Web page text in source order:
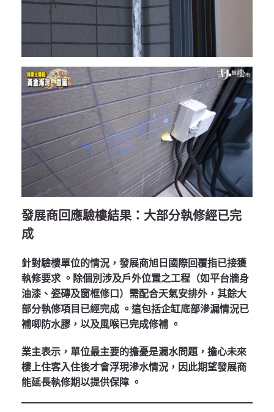
發展商回應驗樓結果：大部分執修經已完
成
針對驗樓單位的情況，發展商旭日國際回覆指已接獲
執修要求 。除個別涉及戶外位置之工程（如平台牆身
油漆、瓷磚及窗框修口）需配合天氣安排外，其餘大
部分執修項目已經完成 。這包括企缸底部滲漏情況已
補唧防水膠，以及風喉已完成修補 。
業主表示，單位最主要的擔憂是漏水問題，擔心未來
樓上住客入住後才會浮現滲水情況，因此期望發展商
能延長執修期以提供保障 。